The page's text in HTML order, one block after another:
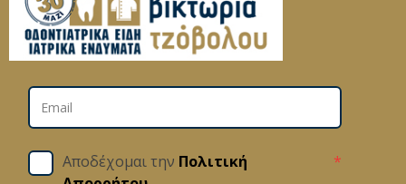
Αποδέχομαι την Πολιτική
*